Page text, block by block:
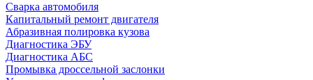
Сварка автомобиля
Капитальный ремонт двигателя
Абразивная полировка кузова
Диагностика ЭБУ
Диагностика АБС
Промывка дроссельной заслонки